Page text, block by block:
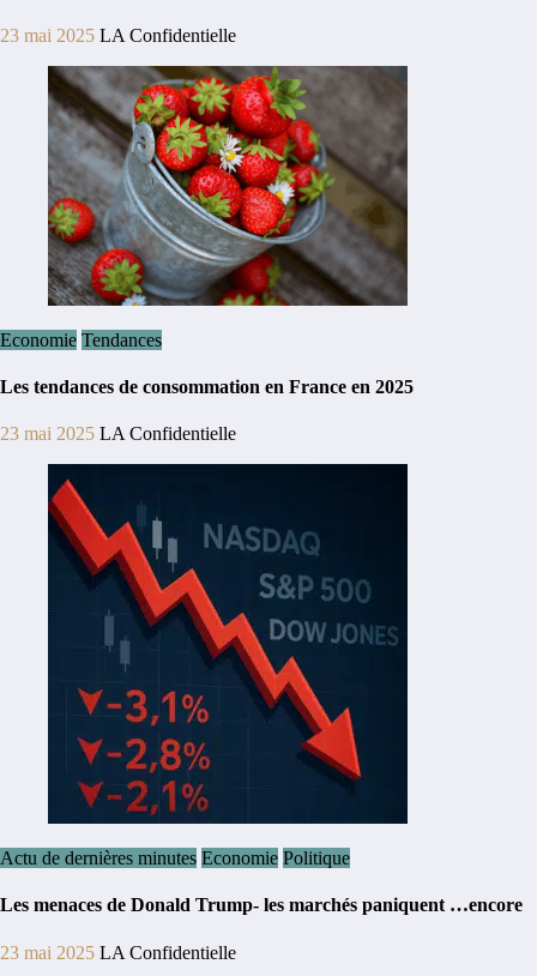
23 mai 2025 LA Confidentielle
Economie Tendances
Les tendances de consommation en France en 2025
23 mai 2025 LA Confidentielle
Actu de dernières minutes Economie Politique
Les menaces de Donald Trump- les marchés paniquent …encore
23 mai 2025 LA Confidentielle